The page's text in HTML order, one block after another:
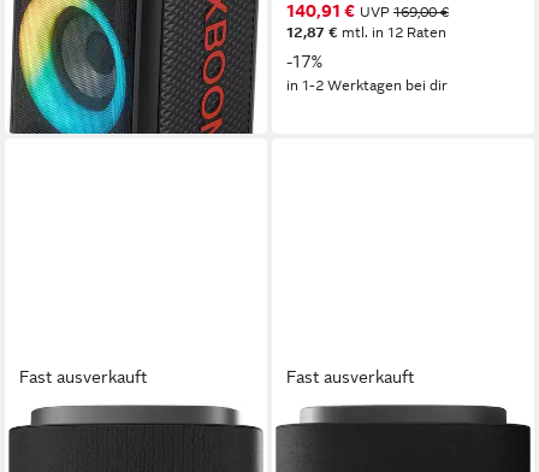
199,00 € UVP399,00 €
nur diesen Monat
18,17 €mtl. in 12 Raten
-50%
in 2-3 Werktagen bei dir
140,91 € UVP 169,00 €
12,87 € mtl. in 12 Raten
-17%
in 1-2 Werktagen bei dir
Fast ausverkauft
LG
Sound Suite M7 Lautsprecher
Fast ausverkauft
LG
Sound Suite M5 Lautsprecher